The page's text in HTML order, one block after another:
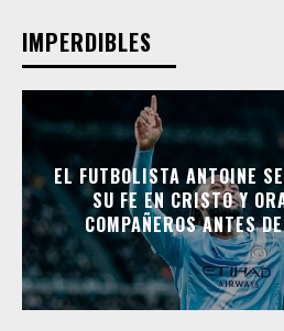
IMPERDIBLES
EL FUTBOLISTA ANTOINE
SU FE EN CRISTO Y
COMPAÑEROS ANTES